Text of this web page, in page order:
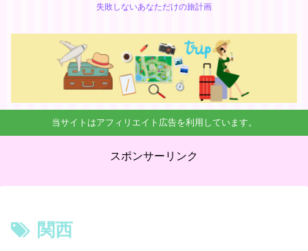
失敗しないあなただけの旅計画
当サイトはアフィリエイト広告を利用しています。
スポンサーリンク
関西